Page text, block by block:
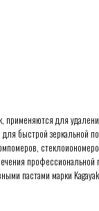
применяются для
быстрой зеркальной
профессиональной
пастами марки